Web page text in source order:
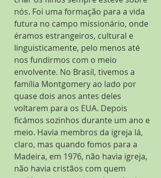
nós. Foi uma formação para a vida
futura no campo missionário, onde
éramos estrangeiros, cultural e
linguisticamente, pelo menos até
nos fundirmos com o meio
envolvente. No Brasil, tivemos a
família Montgomery ao lado por
quase dois anos antes deles
voltarem para os EUA. Depois
ficámos sozinhos durante um ano e
meio. Havia membros da igreja lá,
claro, mas quando fomos para a
Madeira, em 1976, não havia igreja,
não havia cristãos com quem